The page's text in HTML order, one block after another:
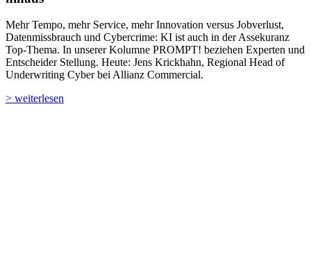
Mehr Tempo, mehr Service, mehr Innovation versus Jobverlust,
Datenmissbrauch und Cybercrime: KI ist auch in der Assekuranz
Top-Thema. In unserer Kolumne PROMPT! beziehen Experten und
Entscheider Stellung. Heute: Jens Krickhahn, Regional Head of
Underwriting Cyber bei Allianz Commercial.
> weiterlesen